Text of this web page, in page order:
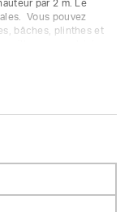
par 2 m. Le
Vous pouvez
bâches, plinthes et
pour les autres